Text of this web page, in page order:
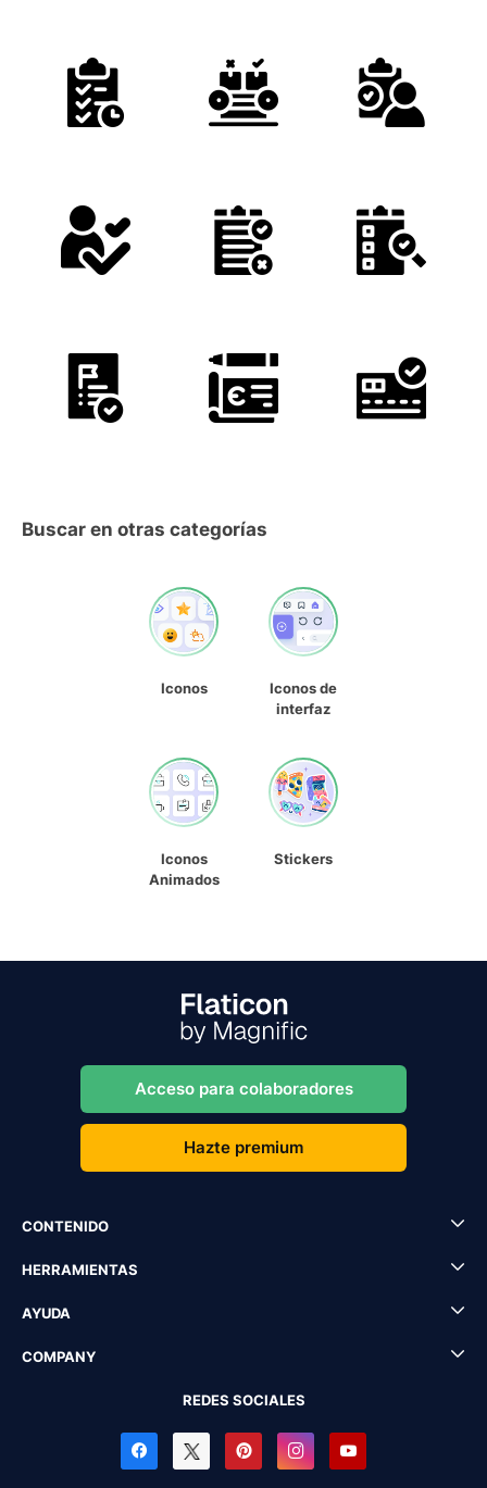
Buscar en otras categorías
Iconos
Iconos de
interfaz
Iconos
Animados
Stickers
Acceso para colaboradores
Hazte premium
CONTENIDO
HERRAMIENTAS
AYUDA
COMPANY
REDES SOCIALES